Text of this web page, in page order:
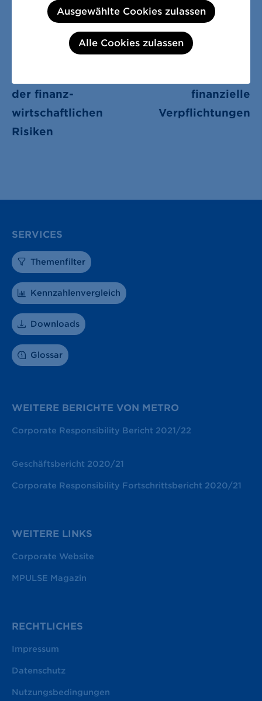
der finanz­
wirtschaftlichen
Risiken
finanzielle
Verpflichtungen
SERVICES
Themenfilter
Kennzahlenvergleich
Downloads
Glossar
WEITERE BERICHTE VON METRO
Corporate Responsibility Bericht 2021/22
Geschäftsbericht 2020/21
Corporate Responsibility Fortschrittsbericht 2020/21
WEITERE LINKS
Corporate Website
MPULSE Magazin
RECHTLICHES
Impressum
Datenschutz
Nutzungsbedingungen
Ausgewählte Cookies zulassen
Alle Cookies zulassen